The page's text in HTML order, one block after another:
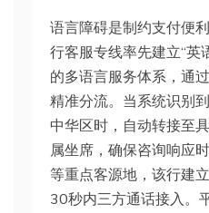
语言障碍是制约支付便
行客服专线率先建立“英
的多语言服务体系，通
精准分流。当系统识别
中华区时，自动转接至
属坐席，确保咨询响应
等重点客源地，该行建
30秒内三方通话接入。